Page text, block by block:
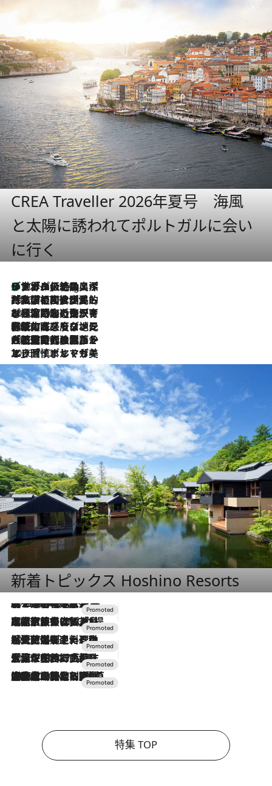
CREA Traveller 2026年夏号 海風
と太陽に誘われてポルトガルに会い
に行く
10 Hours Ago
リスボンの絶品スイーツ「パステル・デ・ナタ」とは？ポルトガル伝統の奥深い世界へ
2026.7.27
「私の祖国はポルトガル語です」国民的詩人フェルナンド・ペソアと、彼が愛した文学の街を歩く
2026.7.26
ポルトガル近海が育む極上の海の幸。キリリと冷えた白ワインと愉しむ、シーフード専門店の贅沢
2026.7.22
伝統の味をモダンに昇華。高感度な地元客が集う、リスボンの最旬ガストロノミー
2026.7.21
大航海時代の栄華から、震災、独裁、そして革命へ。ポルトガル・首都リスボンの石畳に刻まれた「歴史の光と影」
2026.7.13
エッセイ・ヤマザキマリ「慎ましくも美しき国 ポルトガル」
新着トピックス Hoshino Resorts
2026.8.7
【トンボの足水浴】ヒノキの香りに包まれて涼感マックス！約13℃の湧水かけ流しを避暑地「星野温泉 トンボの湯」で体験
2026.7.31
【ホテル帰省】という選択肢をOMOが提案。家族とほどよい距離を保つには「昼は実家、夜は気兼ねなくホテルで！」
2026.7.24
【夏限定ディナーコース】旬を迎える稚鮎や花ズッキーニなどをイタリア・トスカーナの郷土料理の手法で満喫！
2026.7.17
「土佐和ハーブかき氷」がOMO7高知に登場！生姜、山椒、大葉など目にも舌にも涼を呼ぶ郷土の味
2026.7.10
NEW OPEN！【界 草津】名湯の地に誕生。趣の異なる2種の温泉と上州ならではの会席・蕎麦割烹など美食を味わう究極の癒やし旅
特集 TOP